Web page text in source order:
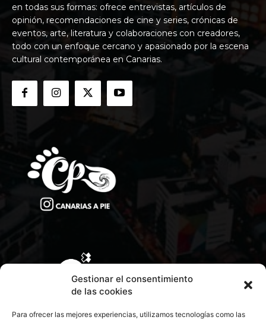
Gestionar el consentimiento
de las cookies
Para ofrecer las mejores experiencias, utilizamos tecnologías como las
en todas sus formas: ofrece entrevistas, artículos de
opinión, recomendaciones de cine y series, crónicas de
eventos, arte, literatura y colaboraciones con creadores,
todo con un enfoque cercano y apasionado por la escena
cultural contemporánea en Canarias.